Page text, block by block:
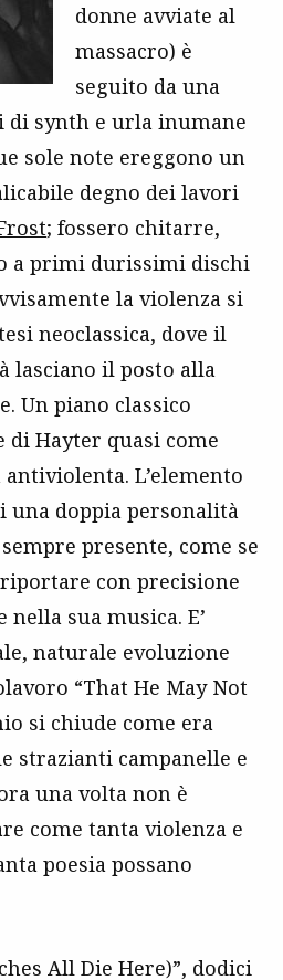
donne avviate al
massacro) è
seguito da una
di synth e urla inumane
sole note ereggono un
degno dei lavori
; fossero chitarre,
a primi durissimi dischi
la violenza si
neoclassica, dove il
lasciano il posto alla
Un piano classico
di Hayter quasi come
L’elemento
una doppia personalità
presente, come se
con precisione
nella sua musica. E’
naturale evoluzione
“That He May Not
si chiude come era
strazianti campanelle e
una volta non è
come tanta violenza e
poesia possano
All Die Here)”, dodici